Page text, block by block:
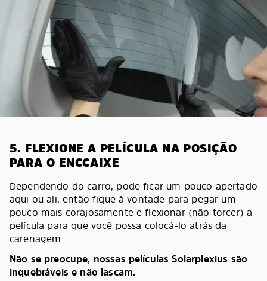
5. FLEXIONE A PELÍCULA NA POSIÇÃO
PARA O ENCCAIXE
Dependendo do carro, pode ficar um pouco apertado
aqui ou ali, então fique à vontade para pegar um
pouco mais corajosamente e flexionar (não torcer) a
película para que você possa colocá-lo atrás da
carenagem.
Não se preocupe, nossas películas Solarplexius são
inquebráveis e não lascam.